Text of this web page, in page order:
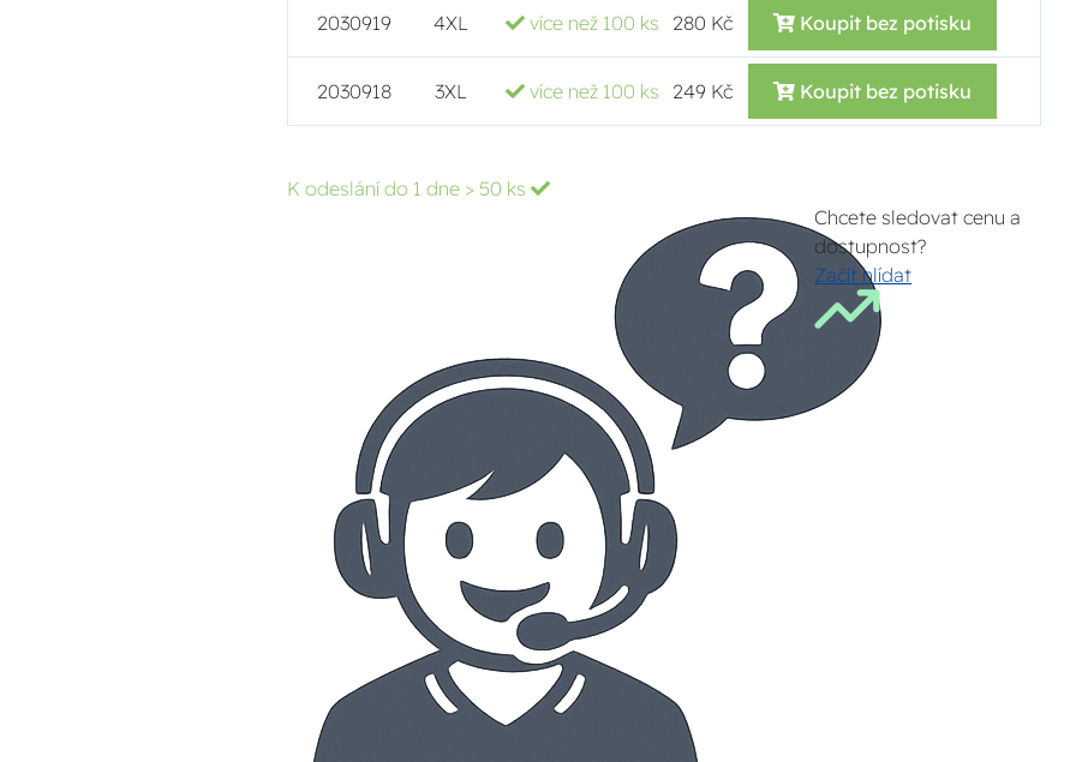
2030919 4XL více než 100 ks 280 Kč Koupit bez potisku
2030918 3XL více než 100 ks 249 Kč Koupit bez potisku
K odeslání do 1 dne > 50 ks
Chcete sledovat cenu a
dostupnost?
Začít hlídat